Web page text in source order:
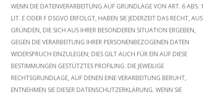
WENN DIE DATENVERARBEITUNG AUF GRUNDLAGE VON ART. 6 ABS. 1
LIT. E ODER F DSGVO ERFOLGT, HABEN SIE JEDERZEIT DAS RECHT, AUS
GRÜNDEN, DIE SICH AUS IHRER BESONDEREN SITUATION ERGEBEN,
GEGEN DIE VERARBEITUNG IHRER PERSONENBEZOGENEN DATEN
WIDERSPRUCH EINZULEGEN; DIES GILT AUCH FÜR EIN AUF DIESE
BESTIMMUNGEN GESTÜTZTES PROFILING. DIE JEWEILIGE
RECHTSGRUNDLAGE, AUF DENEN EINE VERARBEITUNG BERUHT,
ENTNEHMEN SIE DIESER DATENSCHUTZERKLÄRUNG. WENN SIE